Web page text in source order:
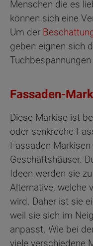
Menschen die es
können sich eine
Um der
geben eignen sich
Fassaden-
Diese Markise ist
oder senkreche
Fassaden
Geschäftshäuser.
Ideen werden sie
Alternative, welche
wird. Daher ist sie
weil sie sich im
anpasst. Wie bei
viele verschiedene